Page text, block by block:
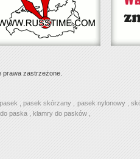
prawa zastrzeżone.
pasek ,pasek skórzany pasek nylonowy,
paska klamry do pasków